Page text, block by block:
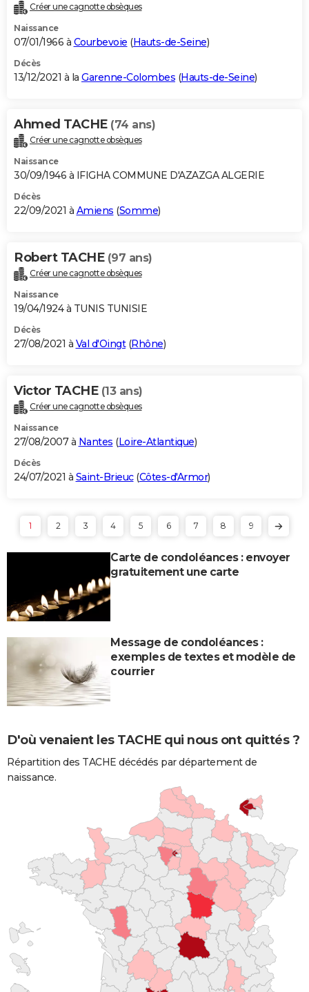
Créer une cagnotte obsèques
Naissance
07/01/1966 à Courbevoie (Hauts-de-Seine)
Décès
13/12/2021 à la Garenne-Colombes (Hauts-de-Seine)
Ahmed TACHE (74 ans)
Créer une cagnotte obsèques
Naissance
30/09/1946 à IFIGHA COMMUNE D'AZAZGA ALGERIE
Décès
22/09/2021 à Amiens (Somme)
Robert TACHE (97 ans)
Créer une cagnotte obsèques
Naissance
19/04/1924 à TUNIS TUNISIE
Décès
27/08/2021 à Val d'Oingt(Rhône)
Victor TACHE (13 ans)
Créer une cagnotte obsèques
Naissance
27/08/2007 à Nantes (Loire-Atlantique)
Décès
24/07/2021 à Saint-Brieuc(Côtes-d'Armor)
1 2 3 4 5 6 7 8 9
Carte de condoléances : envoyer
gratuitement une carte
Message de condoléances :
exemples de textes et modèle de
courrier
D'où venaient les TACHE qui nous ont quittés ?
Répartition des TACHE décédés par département de
naissance.